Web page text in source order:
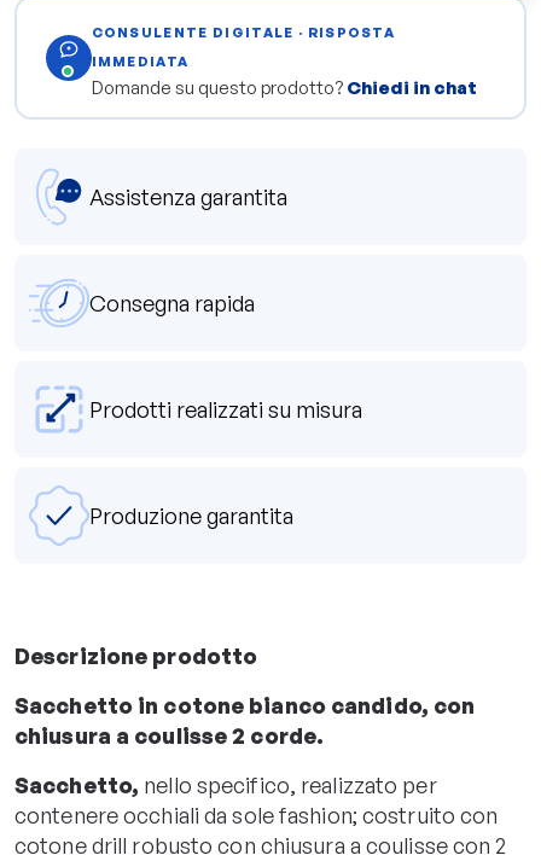
CONSULENTE DIGITALE · RISPOSTA
IMMEDIATA
Domande su questo prodotto? Chiedi in chat
Assistenza garantita
Consegna rapida
Prodotti realizzati su misura
Produzione garantita
Descrizione prodotto
Sacchetto in cotone bianco candido, con
chiusura a coulisse 2 corde.
Sacchetto, nello specifico, realizzato per
contenere occhiali da sole fashion; costruito con
cotone drill robusto con chiusura a coulisse con 2